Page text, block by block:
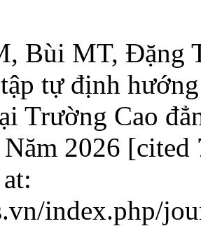
Bùi MT, Đặng
tự định
Trường Cao
Năm 2026
index.php/